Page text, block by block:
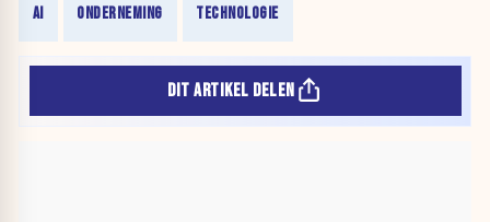
AI ONDERNEMING TECHNOLOGIE
DIT ARTIKEL DELEN